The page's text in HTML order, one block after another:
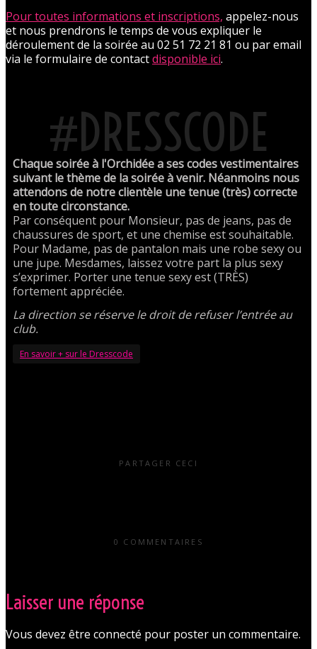
Pour toutes informations et inscriptions, appelez-nous
et nous prendrons le temps de vous expliquer le
déroulement de la soirée au 02 51 72 21 81 ou par email
via le formulaire de contactdisponible ici.
#DRESSCODE
Chaque soirée à l'Orchidée a ses codes vestimentaires
suivant le thème de la soirée à venir. Néanmoins nous
attendons de notre clientèle une tenue (très) correcte
en toute circonstance.
Par conséquent pour Monsieur, pas de jeans, pas de
chaussures de sport, et une chemise est souhaitable.
Pour Madame, pas de pantalon mais une robe sexy ou
une jupe. Mesdames, laissez votre part la plus sexy
s’exprimer. Porter une tenue sexy est (TRÈS)
fortement appréciée.
La direction se réserve le droit de refuser l’entrée au
club.
En savoir + sur le Dresscode
PARTAGER CECI
0 COMMENTAIRES
Laisser une réponse
Vous devez être connecté pour poster un commentaire.